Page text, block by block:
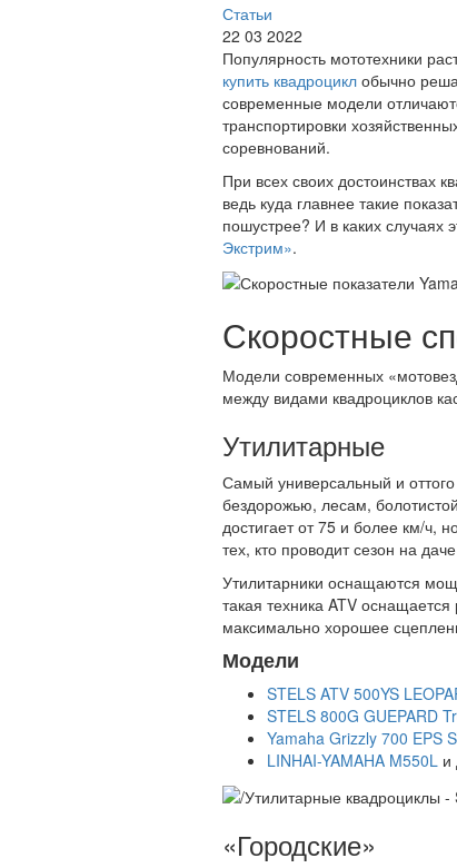
Статьи
22 03 2022
Популярность мототехники
купить квадроциклобычно
современные модели
транспортировки
соревнований.
При всех своих достоинствах
ведь куда главнее такие
пошустрее? И в каких случаях
Экстрим».
Скоростные
Модели современных
между видами квадроциклов
Утилитарные
Самый универсальный и
бездорожью, лесам,
достигает от 75 и более км/ч,
тех, кто проводит сезон на
Утилитарники оснащаются
такая техника ATV
максимально хорошее
Модели
STELS ATV 500YS
STELS 800G GUEPARD
Yamaha Grizzly 700 EPS
LINHAI-YAMAHA M550Lи
«Городские»